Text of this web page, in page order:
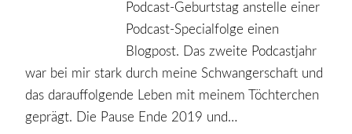
Podcast-Geburtstag anstelle einer
Podcast-Specialfolge einen
Blogpost. Das zweite Podcastjahr
war bei mir stark durch meine Schwangerschaft und
das darauffolgende Leben mit meinem Töchterchen
geprägt. Die Pause Ende 2019 und…